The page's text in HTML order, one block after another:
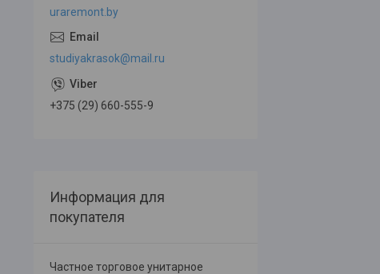
uraremont.by
studiyakrasok@mail.ru
+375 (29) 660-555-9
Информация для
покупателя
Частное торговое унитарное